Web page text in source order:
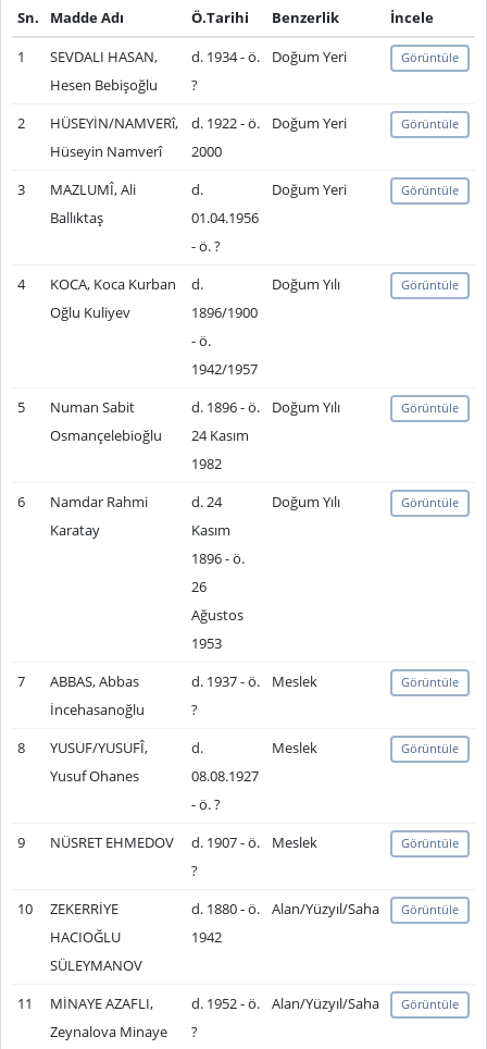
Sn. Madde Adı
Ö.Tarihi
Benzerlik
İncele
1
SEVDALI HASAN,
Hesen Bebişoğlu
d. 1934 - ö.
?
Doğum Yeri Görüntüle
2
HÜSEYİN/NAMVERî,
Hüseyin Namverî
d. 1922 - ö.
2000
Doğum Yeri Görüntüle
3
MAZLUMÎ, Ali
Ballıktaş
d.
01.04.1956
- ö. ?
Doğum Yeri Görüntüle
4
KOCA, Koca Kurban
Oğlu Kuliyev
d.
1896/1900
- ö.
1942/1957
Doğum Yılı Görüntüle
5
Numan Sabit
Osmançelebioğlu
d. 1896 - ö.
24 Kasım
1982
Doğum Yılı Görüntüle
6
Namdar Rahmi
Karatay
d. 24
Kasım
1896 - ö.
26
Ağustos
1953
Doğum Yılı Görüntüle
7
ABBAS, Abbas
İncehasanoğlu
d. 1937 - ö.
?
Meslek Görüntüle
8
YUSUF/YUSUFÎ,
Yusuf Ohanes
d.
08.08.1927
- ö. ?
Meslek Görüntüle
9 NÜSRET EHMEDOV
d. 1907 - ö.
?
Meslek Görüntüle
10
ZEKERRİYE
HACIOĞLU
SÜLEYMANOV
d. 1880 - ö.
1942
Alan/Yüzyıl/Saha Görüntüle
11
MİNAYE AZAFLI,
Zeynalova Minaye
d. 1952 - ö.
?
Alan/Yüzyıl/Saha Görüntüle